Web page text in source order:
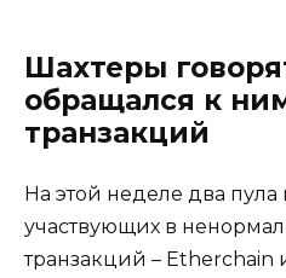
Шахтеры
обращался к
транзакций
На этой неделе два
участвующих в
транзакций – Etherchain